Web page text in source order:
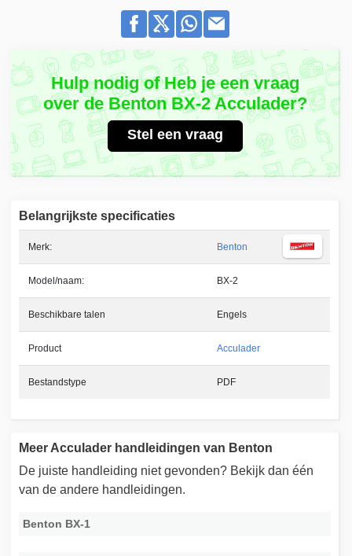
Hulp nodig of Heb je een vraag
over de Benton BX-2 Acculader?
Stel een vraag
Belangrijkste specificaties
Merk: Benton
Model/naam: BX-2
Beschikbare talen Engels
Product Acculader
Bestandstype PDF
Meer Acculader handleidingen van Benton
De juiste handleiding niet gevonden? Bekijk dan één
van de andere handleidingen.
Benton BX-1